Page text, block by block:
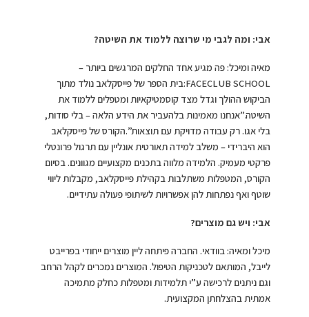
אבי: ומה לגבי מי שרוצה ללמוד את השיטה?
מאיה ומיכל: פה מגיע אחד החלקים המרגשים ביותר –
FACECLUB SCHOOL:בית הספר של פייסקלאב נולד מתוך
הביקוש ההולך וגדל מצד קוסמטיקאיות ומטפלים ללמוד את
השיטה.”אנחנו מאמינות בלהעביר את הידע הלאה – בלי סודות,
בלי אגו. רק עבודה מדויקת עם תוצאות”.הקורס של פייסקלאב
הוא היברידי – משלב למידה תאורטית אונליין עם תרגול פרונטלי
פרקטי מעמיק. הלמידה מלווה בתכנים מקצועיים מגוונים. בסיום
הקורס, המטפלות משתלבות בקהילת פייסקלאב, מקבלות ליווי
שוטף ואף נפתחות להן אפשרויות לשיתופי פעולה עתידיים.
אבי: ויש גם מוצרים?
מיכל ומאיה: בוודאי. החברה פיתחה ליין מוצרים ייחודי בפרייבט
לייבל, המותאם לטכניקות הטיפול. המוצרים נמכרים לקהל הרחב
וגם ניתנים לרכישה ע”י תלמידות ומטפלות כחלק מתמיכה
אמתית בהצלחתן המקצועית.